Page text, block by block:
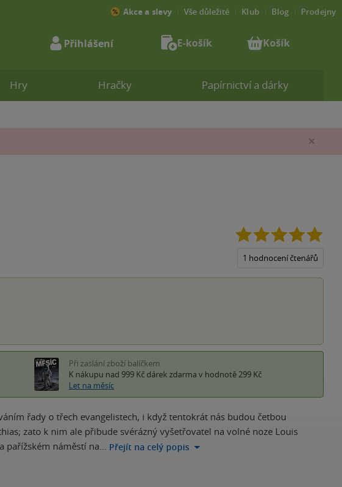
1 hodnocení čtenářů
Při zaslání zboží balíčkem
K nákupu nad 999 Kč dárek zdarma v hodnotě 299 Kč
Let na měsíc
řady o třech evangelistech, i když tentokrát nás budou četbou
zato k nim ale přibude svérázný vyšetřovatel na volné noze Louis
pařížském náměstí na… Přejít na celý popis
Hry Hračky Papírnictví a dárky
Akce a slevy Vše důležité Klub Blog Prodejny
Přihlášení E-košík Košík